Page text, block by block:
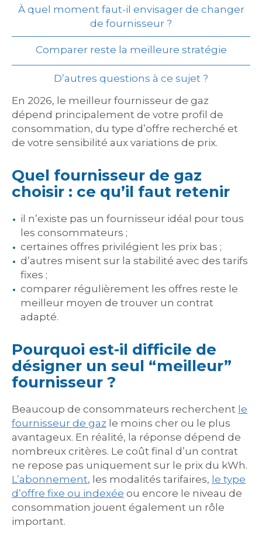
À quel moment faut-il envisager de changer
de fournisseur ?
Comparer reste la meilleure stratégie
D’autres questions à ce sujet ?
En 2026, le meilleur fournisseur de gaz
dépend principalement de votre profil de
consommation, du type d’offre recherché et
de votre sensibilité aux variations de prix.
Quel fournisseur de gaz
choisir : ce qu’il faut retenir
il n’existe pas un fournisseur idéal pour tous
les consommateurs ;
certaines offres privilégient les prix bas ;
d’autres misent sur la stabilité avec des tarifs
fixes ;
comparer régulièrement les offres reste le
meilleur moyen de trouver un contrat
adapté.
Pourquoi est-il difficile de
désigner un seul “meilleur”
fournisseur ?
Beaucoup de consommateurs recherchent le
fournisseur de gaz le moins cher ou le plus
avantageux. En réalité, la réponse dépend de
nombreux critères. Le coût final d’un contrat
ne repose pas uniquement sur le prix du kWh.
L’abonnement, les modalités tarifaires, le type
d’offre fixe ou indexée ou encore le niveau de
consommation jouent également un rôle
important.